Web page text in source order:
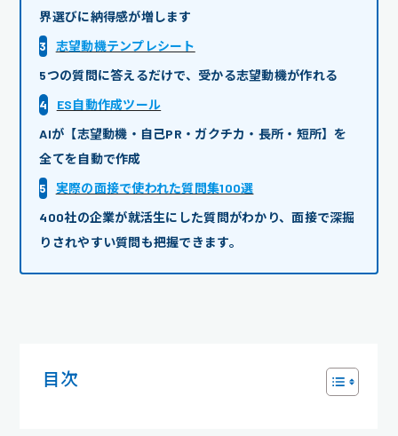
界選びに納得感が増します
3
志望動機テンプレシート
5つの質問に答えるだけで、受かる志望動機が作れる
4
ES自動作成ツール
AIが【志望動機・自己PR・ガクチカ・長所・短所】を
全てを自動で作成
5
実際の面接で使われた質問集100選
400社の企業が就活生にした質問がわかり、面接で深掘
りされやすい質問も把握できます。
目次